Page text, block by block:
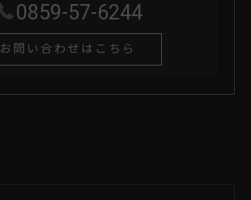
0859-57-6244
お問い合わせはこちら